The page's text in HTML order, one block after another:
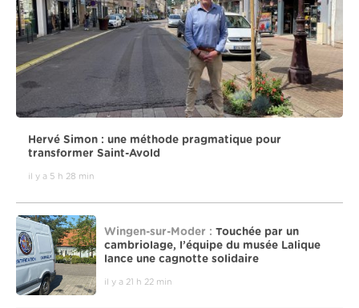
Hervé Simon : une méthode pragmatique pour
transformer Saint-Avold
il y a 5 h 28 min
Wingen-sur-Moder : Touchée par un
cambriolage, l’équipe du musée Lalique
lance une cagnotte solidaire
il y a 21 h 22 min